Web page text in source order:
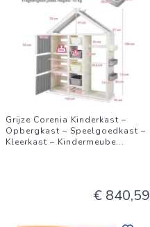
Grijze Corenia Kinderkast –
Opbergkast – Speelgoedkast –
Kleerkast – Kindermeube...
€ 840,59